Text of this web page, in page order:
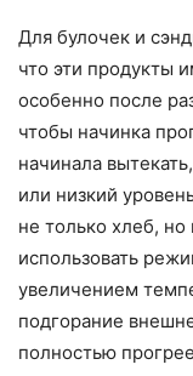
Для булочек и
что эти продукты
особенно после
чтобы начинка
начинала
или низкий
не только хлеб,
использовать
увеличением
подгорание
полностью